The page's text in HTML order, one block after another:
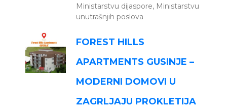
Ministarstvu dijaspore, Ministarstvu
unutrašnjih poslova
FOREST HILLS
APARTMENTS GUSINJE –
MODERNI DOMOVI U
ZAGRLJAJU PROKLETIJA